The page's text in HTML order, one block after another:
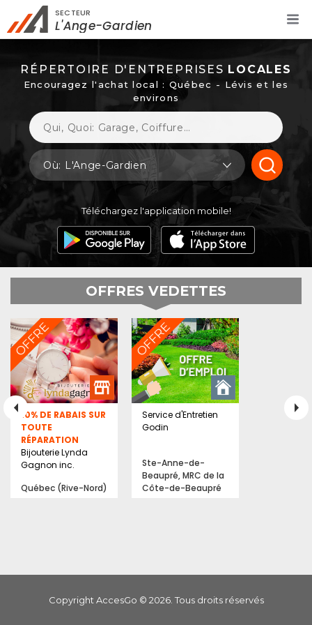
Rechercher à proximité - Entreprise / Rabais /
Services
SECTEUR
L'Ange-Gardien
RÉPERTOIRE D'ENTREPRISES LOCALES
Encouragez l'achat local : Québec - Lévis et les
environs
Où: L'Ange-Gardien
Téléchargez l'application mobile!
OFFRES VEDETTES
10% DE RABAIS SUR
TOUTE
RÉPARATION
Bijouterie Lynda
Gagnon inc.
Québec (Rive-Nord)
Service d'Entretien
Godin
Ste-Anne-de-
Beaupré, MRC de la
Côte-de-Beaupré
Copyright AccesGo © 2026. Tous droits réservés